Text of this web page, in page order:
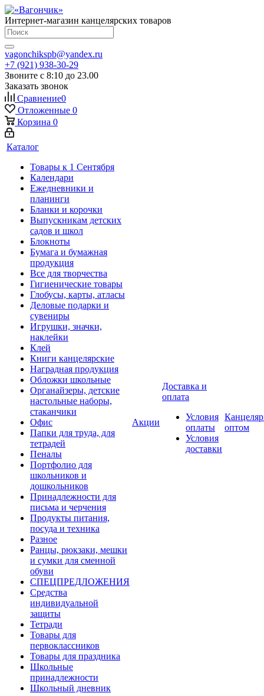
Интернет-магазин канцелярских товаров
vagonchikspb@yandex.ru
+7 (921) 938-30-29
Звоните с 8:10 до 23.00
Заказать звонок
Сравнение0
Отложенные 0
Корзина 0
Каталог
Товары к 1 Сентября
Календари
Ежедневники и
планинги
Бланки и корочки
Выпускникам детских
садов и школ
Блокноты
Бумага и бумажная
продукция
Все для творчества
Гигиенические товары
Глобусы, карты, атласы
Деловые подарки и
сувениры
Игрушки, значки,
наклейки
Клей
Книги канцелярские
Наградная продукция
Обложки школьные
Органайзеры, детские
настольные наборы,
стаканчики
Офис
Папки для труда, для
тетрадей
Пеналы
Портфолио для
школьников и
дошкольников
Принадлежности для
письма и черчения
Продукты питания,
посуда и техника
Разное
Ранцы, рюкзаки, мешки
и сумки для сменной
обуви
СПЕЦПРЕДЛОЖЕНИЯ
Средства
индивидуальной
защиты
Тетради
Товары для
первоклассников
Товары для праздника
Школьные
принадлежности
Школьный дневник
Акции
Доставка и
оплата
Условия
оплаты
Условия
доставки
оптом